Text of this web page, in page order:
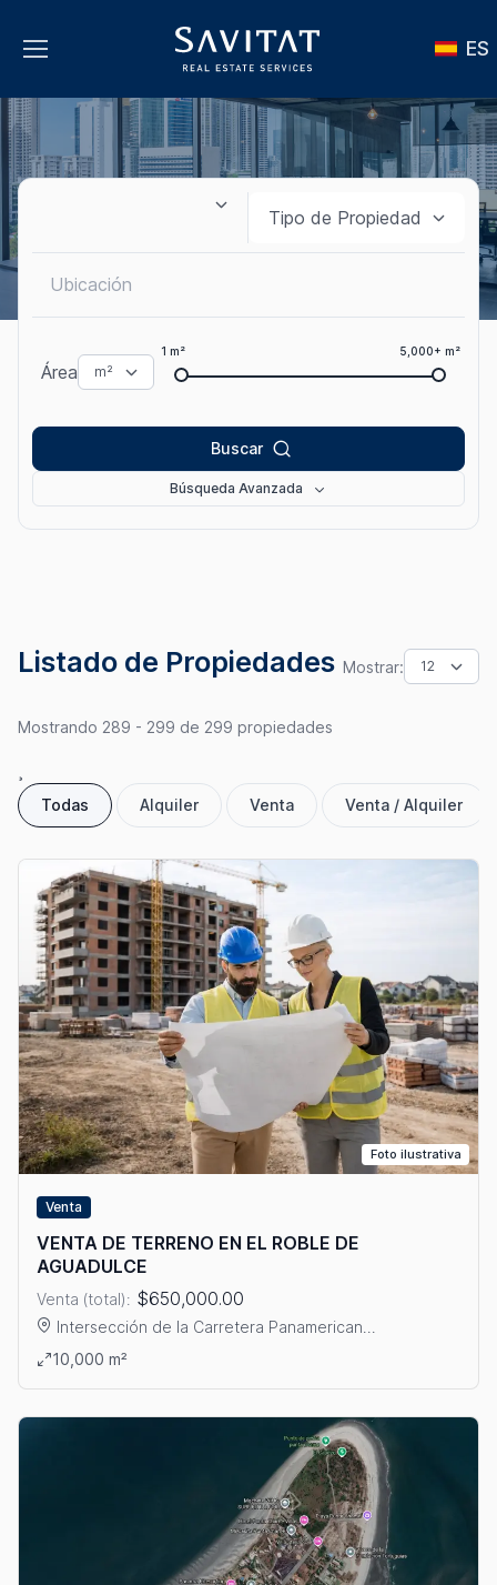
ES
Área
1 m² 5,000+ m²
Buscar
Búsqueda Avanzada
Construcción
Estacionamientos
Listado de Propiedades Mostrar:
Mostrando 289 - 299 de 299 propiedades
Todas Alquiler Venta Venta / Alquiler
Foto ilustrativa
Venta
VENTA DE TERRENO EN EL ROBLE DE
AGUADULCE
Venta (total): $650,000.00
Intersección de la Carretera Panamerican...
Ver detalles: VENTA DE TERRENO EN EL ROBLE DE
10,000 m²